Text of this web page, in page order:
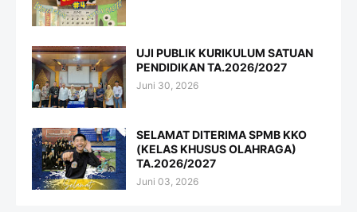
UJI PUBLIK KURIKULUM SATUAN
PENDIDIKAN TA.2026/2027
Juni 30, 2026
SELAMAT DITERIMA SPMB KKO
(KELAS KHUSUS OLAHRAGA)
TA.2026/2027
Juni 03, 2026